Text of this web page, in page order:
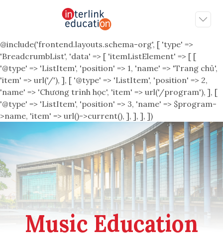
@include('frontend.layouts.schema-org', [ 'type' =>
'BreadcrumbList', 'data' => [ 'itemListElement' => [ [
'@type' => 'ListItem', 'position' => 1, 'name' => 'Trang chủ',
'item' => url('/'), ], [ '@type' => 'ListItem', 'position' => 2,
'name' => 'Chương trình học', 'item' => url('/program'), ], [
'@type' => 'ListItem', 'position' => 3, 'name' => $program-
>name, 'item' => url()->current(), ], ], ], ])
Music Education